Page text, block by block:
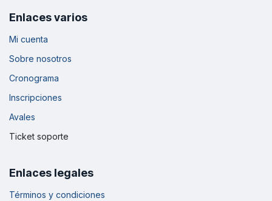
Enlaces varios
Mi cuenta
Sobre nosotros
Cronograma
Inscripciones
Avales
Ticket soporte
Enlaces legales
Términos y condiciones